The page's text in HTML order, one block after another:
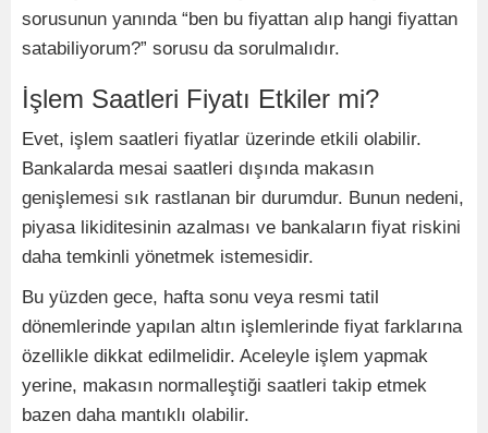
sorusunun yanında “ben bu fiyattan alıp hangi fiyattan
satabiliyorum?” sorusu da sorulmalıdır.
İşlem Saatleri Fiyatı Etkiler mi?
Evet, işlem saatleri fiyatlar üzerinde etkili olabilir.
Bankalarda mesai saatleri dışında makasın
genişlemesi sık rastlanan bir durumdur. Bunun nedeni,
piyasa likiditesinin azalması ve bankaların fiyat riskini
daha temkinli yönetmek istemesidir.
Bu yüzden gece, hafta sonu veya resmi tatil
dönemlerinde yapılan altın işlemlerinde fiyat farklarına
özellikle dikkat edilmelidir. Aceleyle işlem yapmak
yerine, makasın normalleştiği saatleri takip etmek
bazen daha mantıklı olabilir.